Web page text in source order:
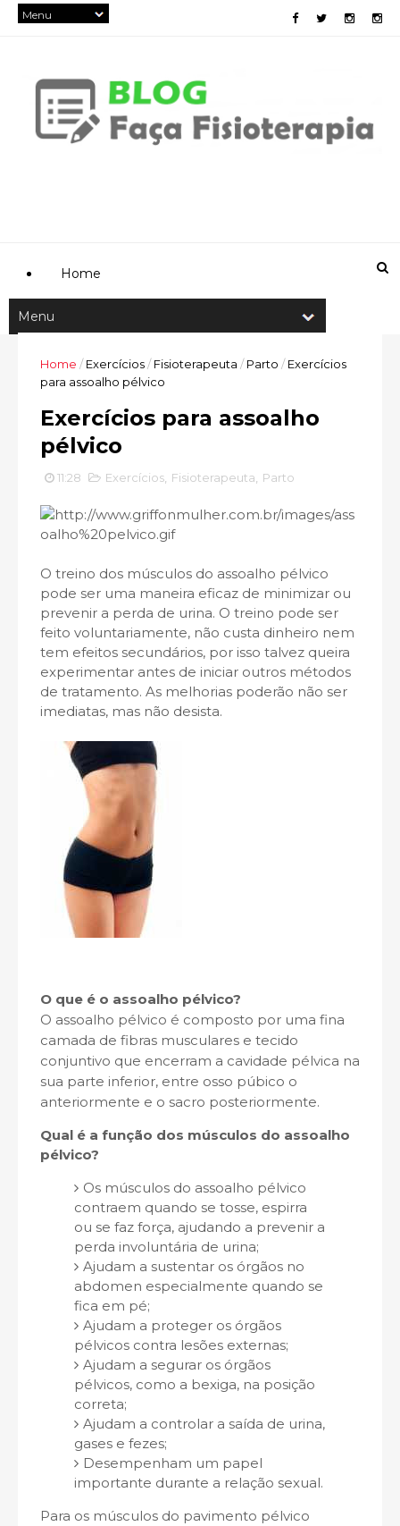
Home
Home / Exercícios/ Fisioterapeuta / Parto / Exercícios
para assoalho pélvico
Exercícios para assoalho
pélvico
11:28 Exercícios Fisioterapeuta Parto
O treino dos músculos do assoalho pélvico
pode ser uma maneira eficaz de minimizar ou
prevenir a perda de urina. O treino pode ser
feito voluntariamente, não custa dinheiro nem
tem efeitos secundários, por isso talvez queira
experimentar antes de iniciar outros métodos
de tratamento. As melhorias poderão não ser
imediatas, mas não desista.
O que é o assoalho pélvico?
O assoalho pélvico é composto por uma fina
camada de fibras musculares e tecido
conjuntivo que encerram a cavidade pélvica na
sua parte inferior, entre osso púbico o
anteriormente e o sacro posteriormente.
Qual é a função dos músculos do assoalho
pélvico?
Os músculos do assoalho pélvico
contraem quando se tosse, espirra
ou se faz força, ajudando a prevenir a
perda involuntária de urina;
Ajudam a sustentar os órgãos no
abdomen especialmente quando se
fica em pé;
Ajudam a proteger os órgãos
pélvicos contra lesões externas;
Ajudam a segurar os órgãos
pélvicos, como a bexiga, na posição
correta;
Ajudam a controlar a saída de urina,
gases e fezes;
Desempenham um papel
importante durante a relação sexual.
Para os músculos do pavimento pélvico